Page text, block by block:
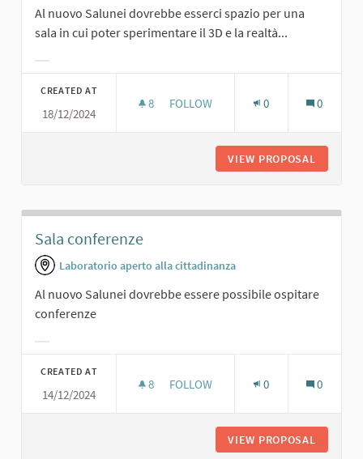
Al nuovo Salunei dovrebbe esserci spazio per una
sala in cui poter sperimentare il 3D e la realtà...
CREATED AT
18/12/2024
8 8 FOLLOWERS
FOLLOW 0 0
VIEW PROPOSAL
Sala conferenze
Laboratorio aperto alla cittadinanza
Al nuovo Salunei dovrebbe essere possibile ospitare
conferenze
CREATED AT
14/12/2024
8 8 FOLLOWERS
FOLLOW 0 0
VIEW PROPOSAL